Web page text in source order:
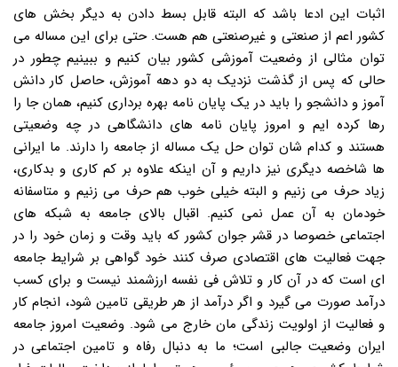
اثبات این ادعا باشد که البته قابل بسط دادن به دیگر بخش های
کشور اعم از صنعتی و غیرصنعتی هم هست. حتی برای این مساله می
توان مثالی از وضعیت آموزشی کشور بیان کنیم و ببینیم چطور در
حالی که پس از گذشت نزدیک به دو دهه آموزش، حاصل کار دانش
آموز و دانشجو را باید در یک پایان نامه بهره برداری کنیم، همان جا را
رها کرده ایم و امروز پایان نامه های دانشگاهی در چه وضعیتی
هستند و کدام شان توان حل یک مساله از جامعه را دارند. ما ایرانی
ها شاخصه دیگری نیز داریم و آن اینکه علاوه بر کم کاری و بدکاری،
زیاد حرف می زنیم و البته خیلی خوب هم حرف می زنیم و متاسفانه
خودمان به آن عمل نمی کنیم. اقبال بالای جامعه به شبکه های
اجتماعی خصوصا در قشر جوان کشور که باید وقت و زمان خود را در
جهت فعالیت های اقتصادی صرف کنند خود گواهی بر شرایط جامعه
ای است که در آن کار و تلاش فی نفسه ارزشمند نیست و برای کسب
درآمد صورت می گیرد و اگر درآمد از هر طریقی تامین شود، انجام کار
و فعالیت از اولویت زندگی مان خارج می شود. وضعیت امروز جامعه
ایران وضعیت جالبی است؛ ما به دنبال رفاه و تامین اجتماعی در